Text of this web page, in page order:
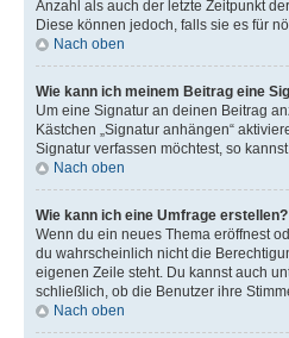
Anzahl als auch der letzte Zeitpunkt
Diese können jedoch, falls sie es für
Nach oben
Wie kann ich meinem Beitrag eine
Um eine Signatur an deinen Beitrag
Kästchen „Signatur anhängen“
Signatur verfassen möchtest, so
Nach oben
Wie kann ich eine Umfrage erstellen?
Wenn du ein neues Thema eröffnest
du wahrscheinlich nicht die
eigenen Zeile steht. Du kannst auch
schließlich, ob die Benutzer ihre
Nach oben